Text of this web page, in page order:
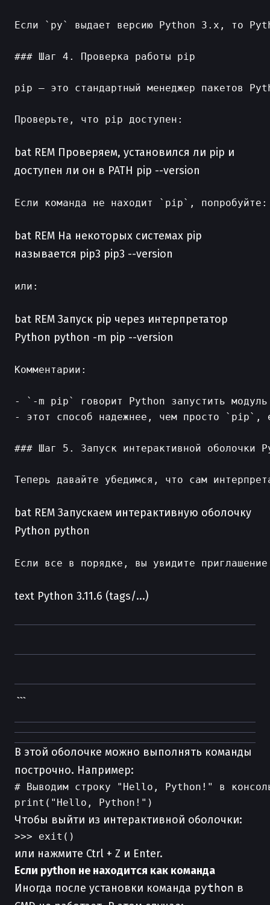
Если `py` выдает версию Python 3.x, то
### Шаг 4. Проверка работы pip
pip — это стандартный менеджер пакетов
Проверьте, что pip доступен:
bat REM Проверяем, установился ли pip и
доступен ли он в PATH pip --version
Если команда не находит `pip`, попробуйте:
bat REM На некоторых системах pip
называется pip3 pip3 --version
или:
bat REM Запуск pip через интерпретатор
Python python -m pip --version
Комментарии:
- `-m pip` говорит Python запустить
- этот способ надежнее, чем просто `pip`,
### Шаг 5. Запуск интерактивной оболочки
Теперь давайте убедимся, что сам
bat REM Запускаем интерактивную оболочку
Python python
Если все в порядке, вы увидите
text Python 3.11.6 (tags/...)
```
В этой оболочке можно выполнять команды
построчно. Например:
# Выводим строку "Hello, Python!" в
Чтобы выйти из интерактивной оболочки:
или нажмите Ctrl + Z и Enter.
Если python не находится как команда
Иногда после установки команда python в